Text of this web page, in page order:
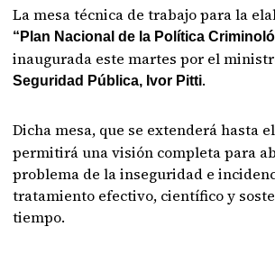
La mesa técnica de trabajo para la
“Plan Nacional de la Política
inaugurada este martes por el
Seguridad Pública, Ivor Pitti.
Dicha mesa, que se extenderá hasta el
permitirá una visión completa para
problema de la inseguridad e
tratamiento efectivo, científico y
tiempo.